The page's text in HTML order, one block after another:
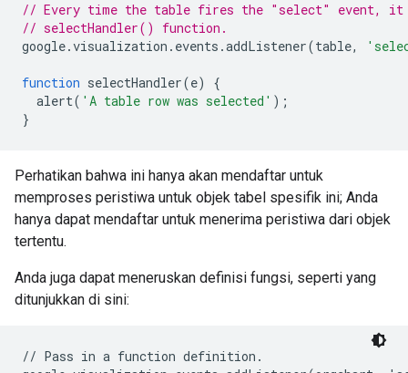
// Every time the table fires the "select" event, it
// selectHandler() function.
google.visualization . events .addListener(table,
function selectHandler(e)
{
alert( 'A table row was selected' );
}
Perhatikan bahwa ini hanya akan mendaftar untuk
memproses peristiwa untuk objek tabel spesifik ini; Anda
hanya dapat mendaftar untuk menerima peristiwa dari objek
tertentu.
Anda juga dapat meneruskan definisi fungsi, seperti yang
ditunjukkan di sini:
// Pass in a function definition.